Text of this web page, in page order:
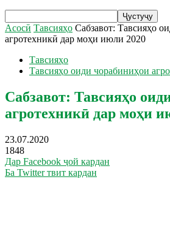
Асосӣ Тавсияҳо Сабзавот: Тавсияҳо
агротехникӣ дар моҳи июли 2020
Тавсияҳо
Тавсияҳо оиди чорабиниҳои
Сабзавот: Тавсияҳо
агротехникӣ дар моҳи
23.07.2020
1848
Дар Facebook ҷой кардан
Ба Twitter твит кардан